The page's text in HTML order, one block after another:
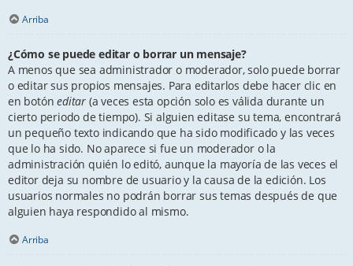
Arriba
¿Cómo se puede editar o borrar un mensaje?
A menos que sea administrador o moderador, solo puede borrar
o editar sus propios mensajes. Para editarlos debe hacer clic en
en botóneditar (a veces esta opción solo es válida durante un
cierto periodo de tiempo). Si alguien editase su tema, encontrará
un pequeño texto indicando que ha sido modificado y las veces
que lo ha sido. No aparece si fue un moderador o la
administración quién lo editó, aunque la mayoría de las veces el
editor deja su nombre de usuario y la causa de la edición. Los
usuarios normales no podrán borrar sus temas después de que
alguien haya respondido al mismo.
Arriba